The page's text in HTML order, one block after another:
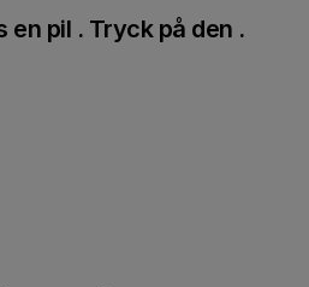
en pil . Tryck på den .